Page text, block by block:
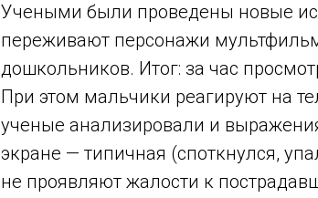
Учеными были проведены новые
переживают персонажи
дошкольников. Итог: за час
При этом мальчики реагируют на
ученые анализировали и
экране — типичная (споткнулся,
не проявляют жалости к